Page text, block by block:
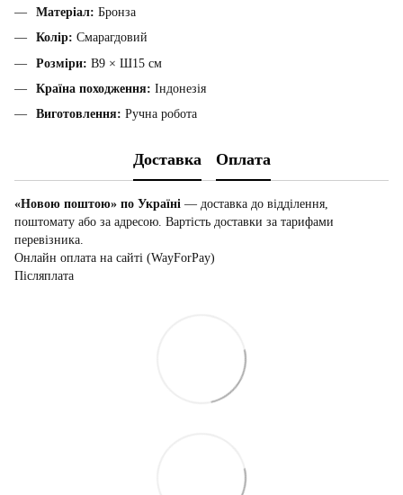
Матеріал: Бронза
Колір: Смарагдовий
Розміри: В9 × Ш15 см
Країна походження: Індонезія
Виготовлення: Ручна робота
Доставка Оплата
«Новою поштою» по Україні — доставка до відділення,
поштомату або за адресою. Вартість доставки за тарифами
перевізника.
Онлайн оплата на сайті (WayForPay)
Післяплата